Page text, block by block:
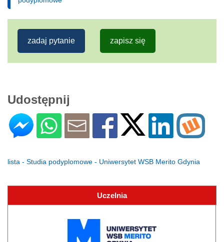
zadaj pytanie zapisz się
Udostępnij
lista - Studia podyplomowe - Uniwersytet WSB Merito Gdynia
Uczelnia